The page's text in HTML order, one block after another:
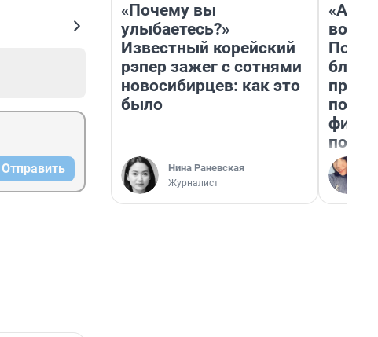
Отправить
«Почему вы
улыбаетесь?»
Известный корейский
рэпер зажег с сотнями
новосибирцев: как это
было
Нина Раневская
Журналист
вот